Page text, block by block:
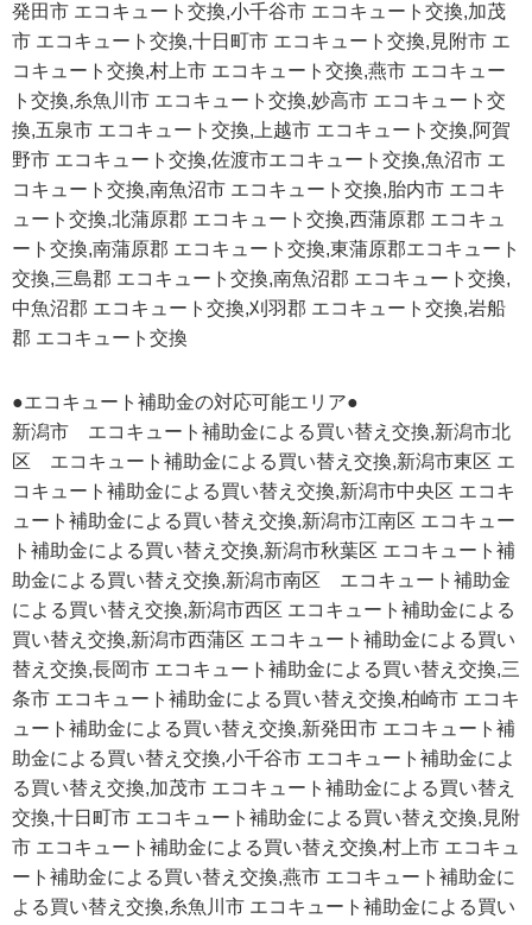
発田市 エコキュート交換,小千谷市 エコキュート交換,加茂
市 エコキュート交換,十日町市 エコキュート交換,見附市 エ
コキュート交換,村上市 エコキュート交換,燕市 エコキュー
ト交換,糸魚川市 エコキュート交換,妙高市 エコキュート交
換,五泉市 エコキュート交換,上越市 エコキュート交換,阿賀
野市 エコキュート交換,佐渡市エコキュート交換,魚沼市 エ
コキュート交換,南魚沼市 エコキュート交換,胎内市 エコキ
ュート交換,北蒲原郡 エコキュート交換,西蒲原郡 エコキュ
ート交換,南蒲原郡 エコキュート交換,東蒲原郡エコキュート
交換,三島郡 エコキュート交換,南魚沼郡 エコキュート交換,
中魚沼郡 エコキュート交換,刈羽郡 エコキュート交換,岩船
郡 エコキュート交換
●エコキュート補助金の対応可能エリア●
新潟市 エコキュート補助金による買い替え交換,新潟市北
区 エコキュート補助金による買い替え交換,新潟市東区 エ
コキュート補助金による買い替え交換,新潟市中央区 エコキ
ュート補助金による買い替え交換,新潟市江南区 エコキュー
ト補助金による買い替え交換,新潟市秋葉区 エコキュート補
助金による買い替え交換,新潟市南区 エコキュート補助金
による買い替え交換,新潟市西区 エコキュート補助金による
買い替え交換,新潟市西蒲区 エコキュート補助金による買い
替え交換,長岡市 エコキュート補助金による買い替え交換,三
条市 エコキュート補助金による買い替え交換,柏崎市 エコキ
ュート補助金による買い替え交換,新発田市 エコキュート補
助金による買い替え交換,小千谷市 エコキュート補助金によ
る買い替え交換,加茂市 エコキュート補助金による買い替え
交換,十日町市 エコキュート補助金による買い替え交換,見附
市 エコキュート補助金による買い替え交換,村上市 エコキュ
ート補助金による買い替え交換,燕市 エコキュート補助金に
よる買い替え交換,糸魚川市 エコキュート補助金による買い